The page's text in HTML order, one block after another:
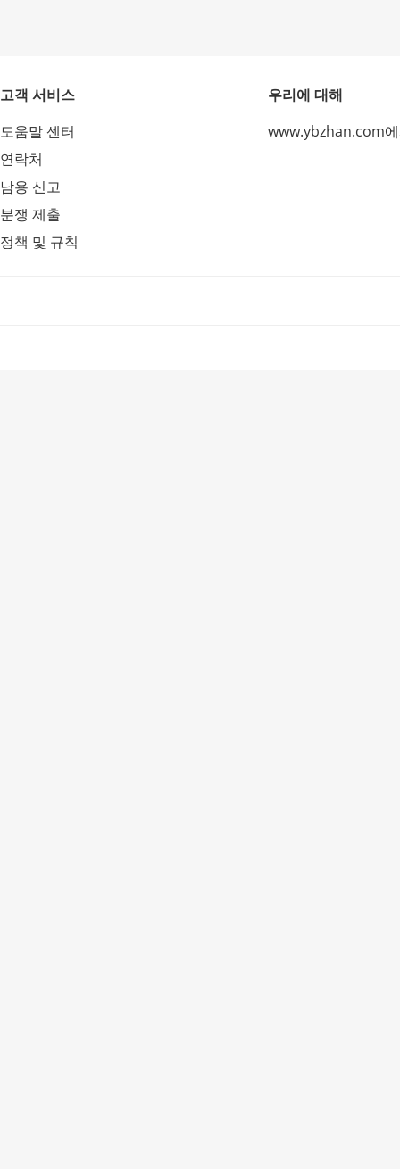
고객 서비스
도움말 센터
연락처
남용 신고
분쟁 제출
정책 및 규칙
우리에 대해
www.ybzhan.com